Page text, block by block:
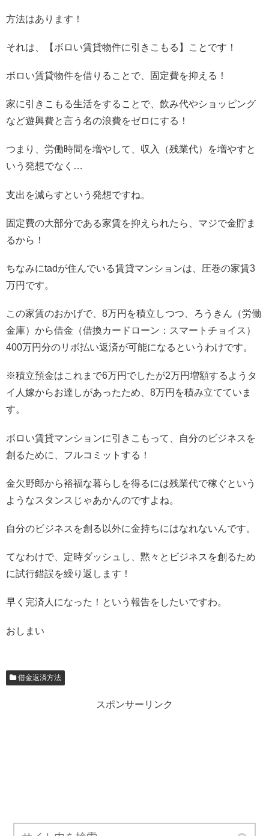
方法はあります！
それは、【ボロい賃貸物件に引きこもる】ことです！
ボロい賃貸物件を借りることで、固定費を抑える！
家に引きこもる生活をすることで、飲み代やショッピング
など遊興費と言う名の浪費をゼロにする！
つまり、労働時間を増やして、収入（残業代）を増やすと
いう発想でなく…
支出を減らすという発想ですね。
固定費の大部分である家賃を抑えられたら、マジで金貯ま
るから！
ちなみにtadが住んでいる賃貸マンションは、圧巻の家賃3
万円です。
この家賃のおかげで、8万円を積立しつつ、ろうきん（労働
金庫）から借金（借換カードローン：スマートチョイス）
400万円分のリボ払い返済が可能になるというわけです。
※積立預金はこれまで6万円でしたが2万円増額するようタ
イ人嫁からお達しがあったため、8万円を積み立てていま
す。
ボロい賃貸マンションに引きこもって、自分のビジネスを
創るために、フルコミットする！
金欠野郎から裕福な暮らしを得るには残業代で稼ぐという
ようなスタンスじゃあかんのですよね。
自分のビジネスを創る以外に金持ちにはなれないんです。
てなわけで、定時ダッシュし、黙々とビジネスを創るため
に試行錯誤を繰り返します！
早く完済人になった！という報告をしたいですわ。
おしまい
借金返済方法
スポンサーリンク